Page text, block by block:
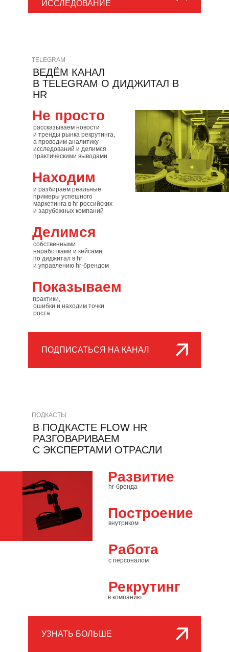
ИССЛЕДОВАНИЕ
TELEGRAM
ВЕДЁМ КАНАЛ
В TELEGRAM О ДИДЖИТАЛ В
HR
рассказываем новости
ПОДПИСАТЬСЯ НА КАНАЛ
ошибки и находим точки
роста
практики,
и тренды рынка рекрутинга,
а проводим аналитику
исследований и делимся
практическими выводами
и разбираем реальные
собственными
Не просто
Находим
Делимся
Показываем
примеры успешного
маркетинга в hr российских
и зарубежных компаний
наработками и кейсами
по диджитал в hr
и управлению hr-брендом
ПОДКАСТЫ
В ПОДКАСТЕ FLOW HR
РАЗГОВАРИВАЕМ
С ЭКСПЕРТАМИ ОТРАСЛИ
hr-бренда
УЗНАТЬ БОЛЬШЕ
в компанию
внутриком
с персоналом
Развитие
Построение
Работа
Рекрутинг